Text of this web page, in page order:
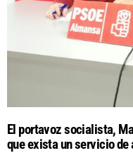
El portavoz socialista,
que exista un servicio